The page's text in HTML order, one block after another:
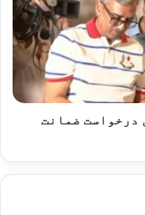
درخواست ضمانت